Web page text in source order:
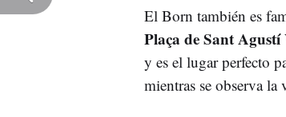
El Born también es
Plaça de Sant Agustí
y es el lugar perfecto
mientras se observa